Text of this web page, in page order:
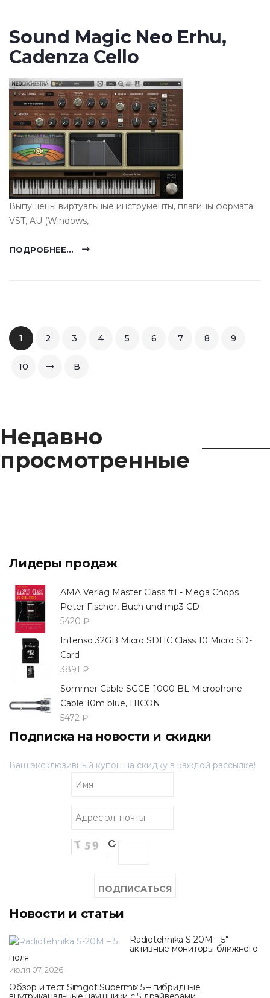
Sound Magic Neo Erhu,
Cadenza Cello
Выпущены виртуальные инструменты, плагины формата
VST, AU (Windows,
ПОДРОБНЕЕ...
1 2 3 4 5 6 7 8 9
10 В
Недавно
просмотренные
Лидеры продаж
AMA Verlag Master Class #1 - Mega Chops
Peter Fischer, Buch und mp3 CD
5420 ₽
Intenso 32GB Micro SDHC Class 10 Micro SD-
Card
3891 ₽
Sommer Cable SGCE-1000 BL Microphone
Cable 10m blue, HICON
5472 ₽
Подписка на новости и скидки
Ваш эксклюзивный купон на скидку в каждой рассылке!
Новости и статьи
Radiotehnika S-20M – 5"
активные мониторы ближнего
поля
июля 07, 2026
Обзор и тест Simgot Supermix 5 – гибридные